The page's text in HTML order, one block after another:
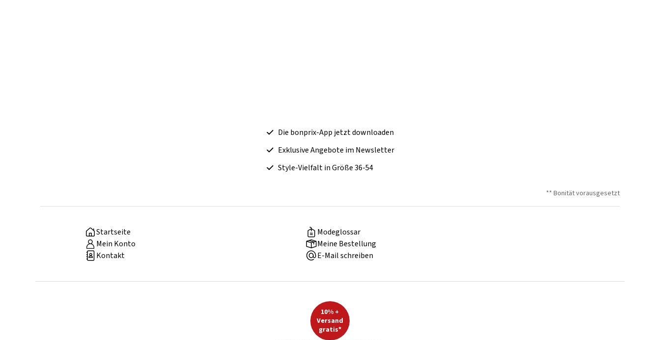
Die bonprix-App jetzt downloaden
Exklusive Angebote im Newsletter
Style-Vielfalt in Größe 36-54
** Bonität vorausgesetzt
Startseite
Modeglossar
Mein Konto
Meine Bestellung
Kontakt
E-Mail schreiben
10% +
Versand
gratis*